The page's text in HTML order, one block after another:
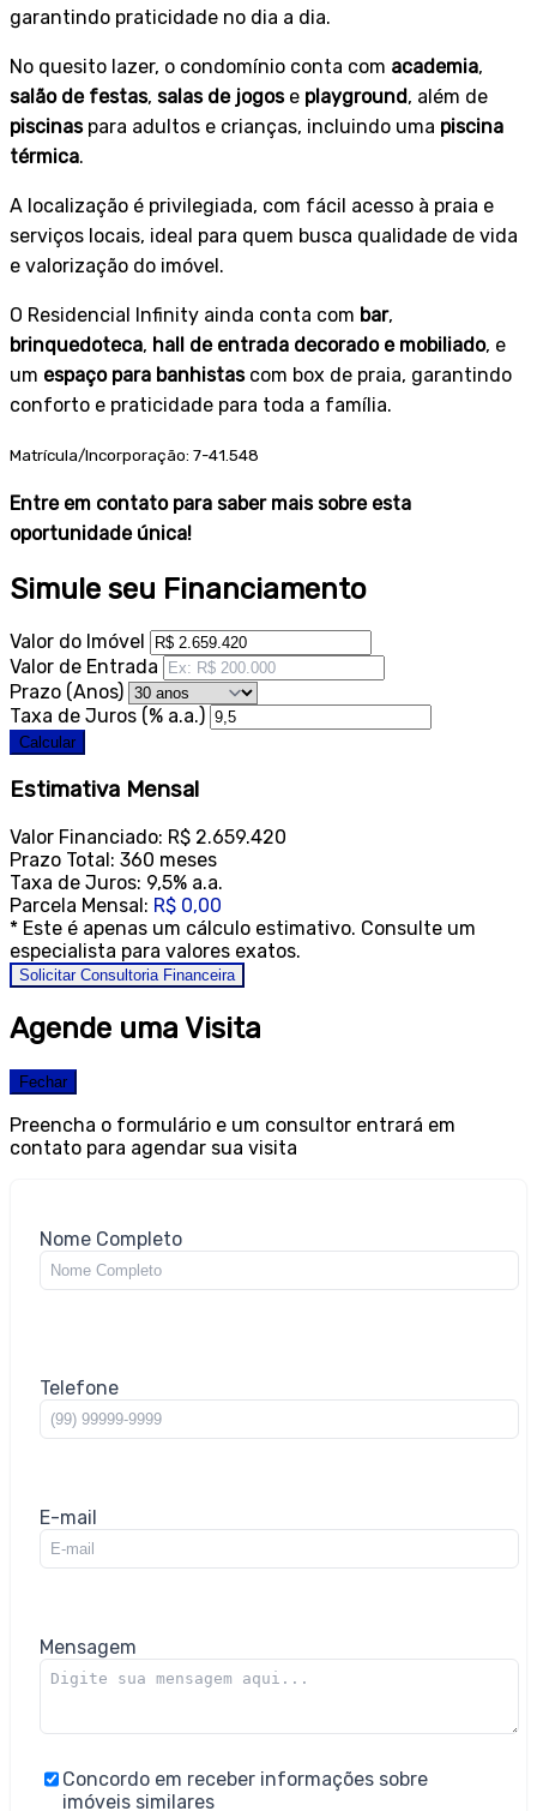
garantindo praticidade no dia a dia.
No quesito lazer, o condomínio conta com academia,
salão de festas, salas de jogose playground, além de
piscinaspara adultos e crianças, incluindo uma piscina
térmica.
A localização é privilegiada, com fácil acesso à praia e
serviços locais, ideal para quem busca qualidade de vida
e valorização do imóvel.
O Residencial Infinity ainda conta com bar,
brinquedoteca, hall de entrada decorado e mobiliado, e
um espaço para banhistascom box de praia, garantindo
conforto e praticidade para toda a família.
Matrícula/Incorporação: 7-41.548
Entre em contato para saber mais sobre esta
oportunidade única!
Simule seu Financiamento
Valor do Imóvel
Valor de Entrada
Prazo (Anos)
Taxa de Juros (% a.a.)
Calcular
Estimativa Mensal
Valor Financiado: R$ 2.659.420
Prazo Total: 360 meses
Taxa de Juros: 9,5% a.a.
Parcela Mensal: R$ 0,00
* Este é apenas um cálculo estimativo. Consulte um
especialista para valores exatos.
Solicitar Consultoria Financeira
Agende uma Visita
Fechar
Preencha o formulário e um consultor entrará em
contato para agendar sua visita
Nome Completo
Telefone
E-mail
Mensagem
Concordo em receber informações sobre
imóveis similares